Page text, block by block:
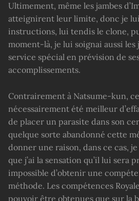
Ultimement, même les jambes
atteignirent leur limite, donc je
instructions, lui tendis le clone,
moment-là, je lui soignai aussi les
service spécial en prévision de
accomplissements.
Contrairement à Natsume-kun,
nécessairement été meilleur
de placer un parasite dans son
quelque sorte abandonné cette
donner une raison, dans ce cas,
que j’ai la sensation qu’il lui sera
impossible d’obtenir une
méthode. Les compétences
pouvoir être obtenues que sur la